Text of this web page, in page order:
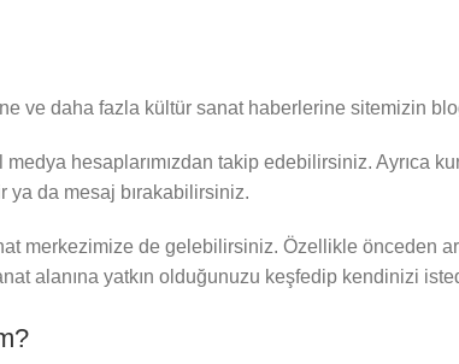
ve daha fazla kültür sanat haberlerine sitemizin
hesaplarımızdan takip edebilirsiniz. Ayrıca
ya da mesaj bırakabilirsiniz.
merkezimize de gelebilirsiniz. Özellikle önceden
alanına yatkın olduğunuzu keşfedip kendinizi